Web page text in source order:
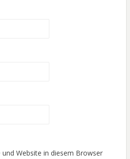
Website in diesem Browser